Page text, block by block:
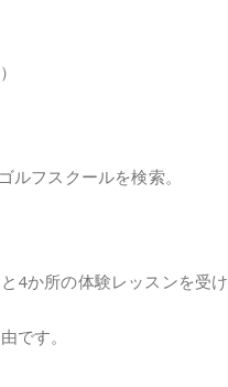
フスクールを検索。
4か所の体験レッスンを受け
です。